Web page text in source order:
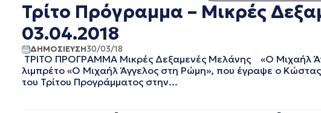
ΟΛΑ
ERT COSMOS
ERTECHO
ERTFLIX
EUROVISION - EBU
EΡΤ1
ΟΛΑ
ΔΕΚΕΜΒΡΙΟΣ 2025
ΝΟΕΜΒΡΙΟΣ 2025
ΟΚΤΩΒΡΙΟΣ 2025
ΣΕΠΤΕΜΒΡΙΟΣ 2025
ΑΥΓΟΥΣΤΟΣ 2025
Τρίτο Πρόγραμμα – Μικρές
03.04.2018
ΔΗΜΟΣΙΕΥΣΗ30/03/18
ΤΡΙΤΟ ΠΡΟΓΡΑΜΜΑ Μικρές Δεξαμενές Μελάνης «Ο Μιχαήλ
λιμπρέτο «Ο Μιχαήλ Άγγελος στη Ρώμη», που έγραψε ο
του Τρίτου Προγράμματος στην...